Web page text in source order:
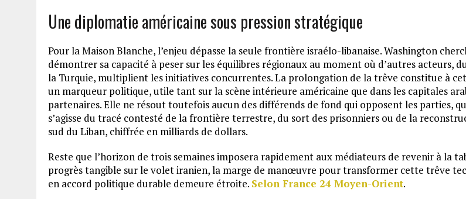
Une diplomatie américaine sous pression stratégique
Pour la Maison Blanche, l’enjeu dépasse la seule frontière israélo-libanaise. Washington
démontrer sa capacité à peser sur les équilibres régionaux au moment où d’autres acteurs,
la Turquie, multiplient les initiatives concurrentes. La prolongation de la trêve constitue à
un marqueur politique, utile tant sur la scène intérieure américaine que dans les capitales
partenaires. Elle ne résout toutefois aucun des différends de fond qui opposent les parties,
s’agisse du tracé contesté de la frontière terrestre, du sort des prisonniers ou de la
sud du Liban, chiffrée en milliards de dollars.
Reste que l’horizon de trois semaines imposera rapidement aux médiateurs de revenir à la
progrès tangible sur le volet iranien, la marge de manœuvre pour transformer cette trêve
en accord politique durable demeure étroite. Selon France 24 Moyen-Orient.